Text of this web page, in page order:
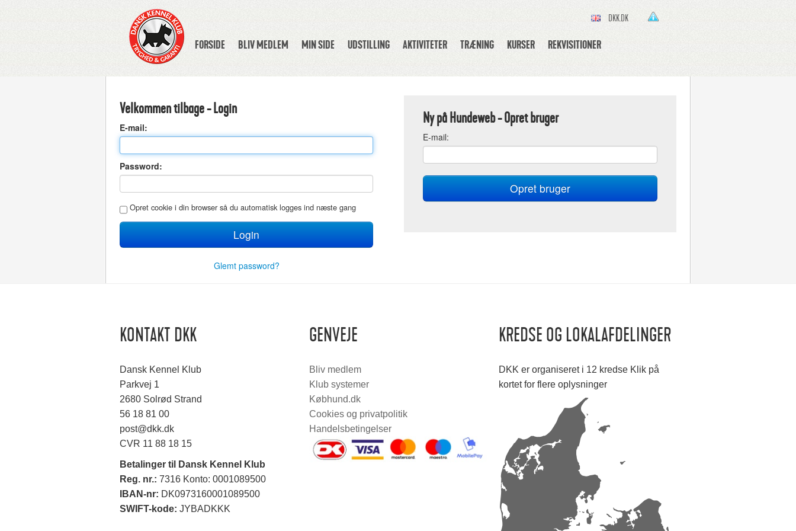
DKK.DK
FORSIDE BLIV MEDLEM MIN SIDE UDSTILLING AKTIVITETER TRÆNING KURSER REKVISITIONER
Velkommen tilbage - Login
E-mail:
Password:
Opret cookie i din browser så du automatisk logges ind næste gang
Glemt password?
Ny på Hundeweb - Opret bruger
E-mail:
KONTAKT DKK
Dansk Kennel Klub
Parkvej 1
2680 Solrød Strand
56 18 81 00
post@dkk.dk
CVR 11 88 18 15
Betalinger til Dansk Kennel Klub
Reg. nr.: 7316 Konto: 0001089500
IBAN-nr: DK0973160001089500
SWIFT-kode: JYBADKKK
GENVEJE
Bliv medlem
Klub systemer
Købhund.dk
Cookies og privatpolitik
Handelsbetingelser
KREDSE OG LOKALAFDELINGER
DKK er organiseret i 12 kredse Klik på
kortet for flere oplysninger